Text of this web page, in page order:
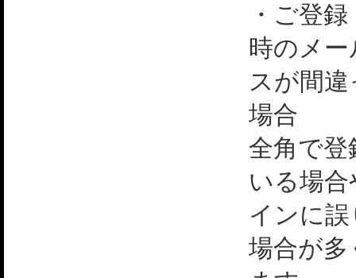
・ご登
時のメ
スが間
場合
全角で
いる場
インに
場合が